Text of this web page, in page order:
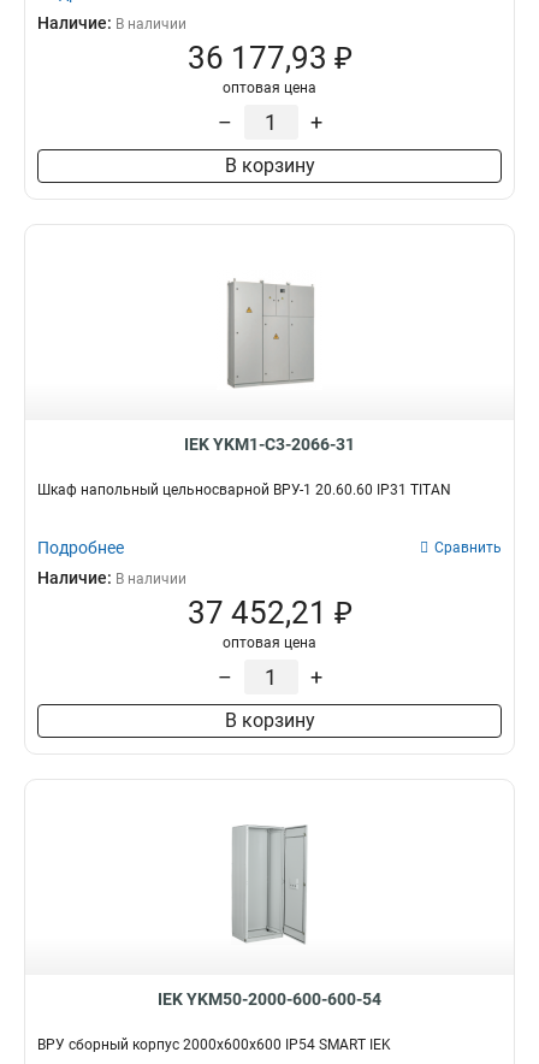
Наличие: В наличии
36 177,93 ₽
оптовая цена
– +
В корзину
IEK YKM1-C3-2066-31
Шкаф напольный цельносварной ВРУ-1 20.60.60 IP31 TITAN
Подробнее Сравнить
Наличие: В наличии
37 452,21 ₽
оптовая цена
– +
В корзину
IEK YKM50-2000-600-600-54
ВРУ сборный корпус 2000х600х600 IP54 SMART IEK